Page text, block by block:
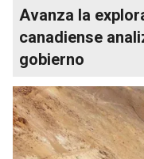
Avanza la
canadiense
gobierno